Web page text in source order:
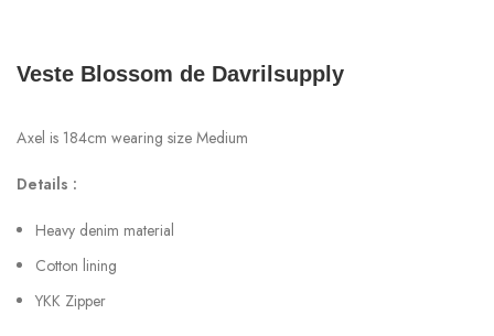
Veste Blossom de Davrilsupply
Axel is 184cm wearing size Medium
Details :
Heavy denim material
Cotton lining
YKK Zipper